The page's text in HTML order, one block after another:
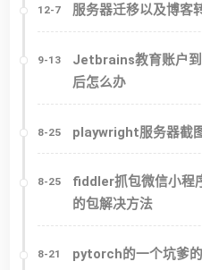
12-7 服务器迁移以及博客
9-13
Jetbrains教育账户
后怎么办
8-25 playwright服务器截
8-25
fiddler抓包微信小程
的包解决方法
8-21 pytorch的一个坑爹